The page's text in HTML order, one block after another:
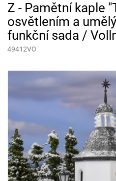
Z - Pamětní kaple
osvětlením a
funkční sada /
49412VO